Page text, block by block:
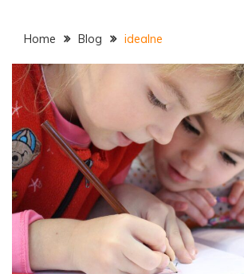
Home Blog idealne